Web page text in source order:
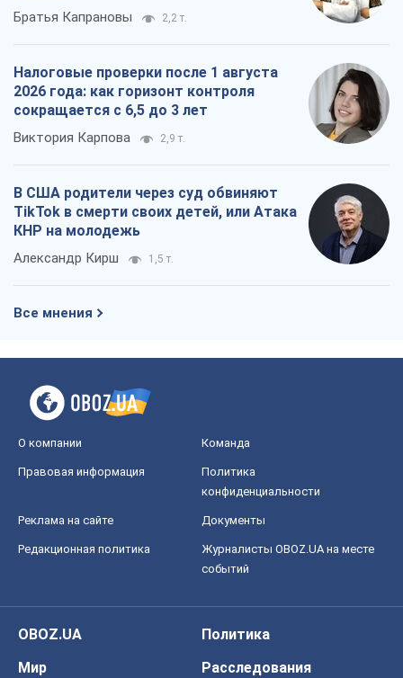
Братья Капрановы 2,2 т.
Налоговые проверки после 1 августа
2026 года: как горизонт контроля
сокращается с 6,5 до 3 лет
Виктория Карпова 2,9 т.
В США родители через суд обвиняют
TikTok в смерти своих детей, или Атака
КНР на молодежь
Александр Кирш 1,5 т.
Все мнения
О компании Команда
Правовая информация
Политика
конфиденциальности
Реклама на сайте Документы
Редакционная политика
Журналисты OBOZ.UA на месте
событий
OBOZ.UA
Политика
Мир
Расследования